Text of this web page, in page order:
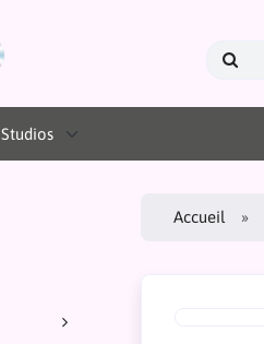
Studios
Accueil